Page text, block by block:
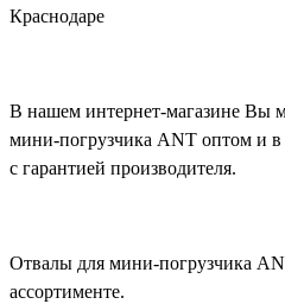
Краснодаре
В нашем интернет-магазине Вы
мини-погрузчика ANT оптом и
с гарантией производителя.
Отвалы для мини-погрузчика
ассортименте.